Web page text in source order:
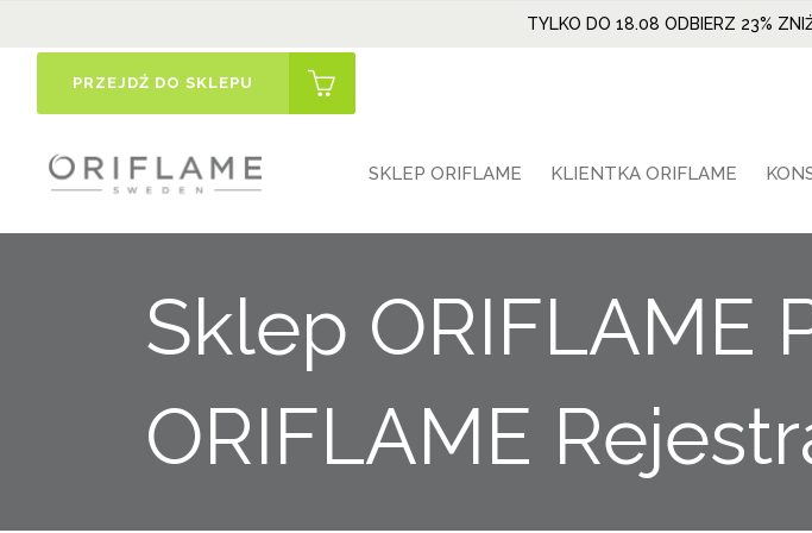
TYLKO DO 18.08 ODBIERZ 23%
PRZEJDŹ DO SKLEPU
SKLEP ORIFLAME KLIENTKA ORIFLAME
Sklep ORIFLAME
ORIFLAME